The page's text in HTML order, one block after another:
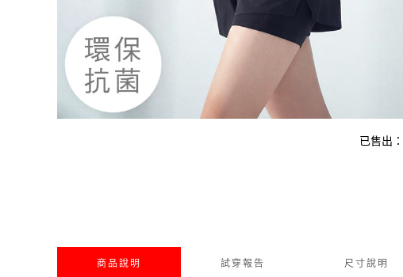
已售出：
商品說明 試穿報告 尺寸說明